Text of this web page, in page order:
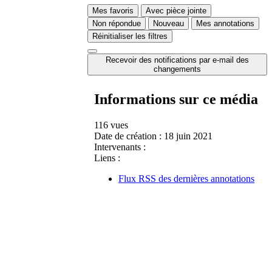
Mes favoris
Avec pièce jointe
Non répondue
Nouveau
Mes annotations
Réinitialiser les filtres
Recevoir des notifications par e-mail des
changements
Informations sur ce média
116 vues
Date de création : 18 juin 2021
Intervenants :
Liens :
Flux RSS des dernières annotations